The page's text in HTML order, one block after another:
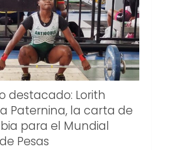
destacado: Lorith
Paternina, la carta de
para el Mundial
Pesas